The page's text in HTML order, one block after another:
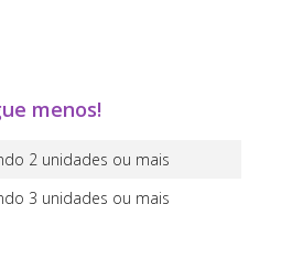
menos!
2 unidades ou mais
3 unidades ou mais